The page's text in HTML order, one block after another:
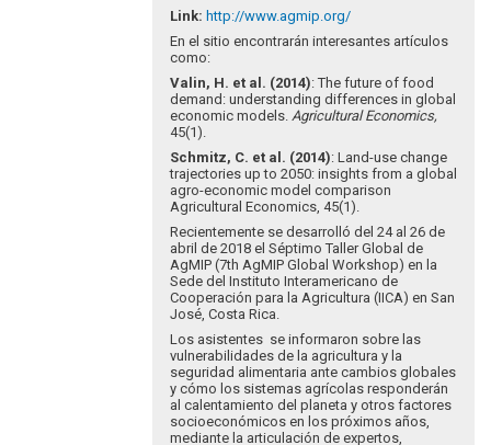
Link: http://www.agmip.org/
En el sitio encontrarán interesantes artículos
como:
Valin, H. et al. (2014): The future of food
demand: understanding differences in global
economic models. Agricultural Economics,
45(1).
Schmitz, C. et al. (2014): Land-use change
trajectories up to 2050: insights from a global
agro-economic model comparison
Agricultural Economics, 45(1).
Recientemente se desarrolló del 24 al 26 de
abril de 2018 el Séptimo Taller Global de
AgMIP (7th AgMIP Global Workshop) en la
Sede del Instituto Interamericano de
Cooperación para la Agricultura (IICA) en San
José, Costa Rica.
Los asistentes se informaron sobre las
vulnerabilidades de la agricultura y la
seguridad alimentaria ante cambios globales
y cómo los sistemas agrícolas responderán
al calentamiento del planeta y otros factores
socioeconómicos en los próximos años,
mediante la articulación de expertos,